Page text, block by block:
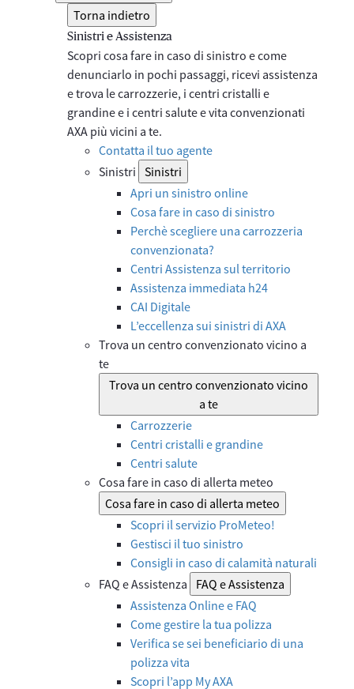
Torna indietro
Sinistri e Assistenza
Scopri cosa fare in caso di sinistro e come
denunciarlo in pochi passaggi, ricevi assistenza
e trova le carrozzerie, i centri cristalli e
grandine e i centri salute e vita convenzionati
AXA più vicini a te.
Contatta il tuo agente
Sinistri Sinistri
Apri un sinistro online
Cosa fare in caso di sinistro
Perchè scegliere una carrozzeria
convenzionata?
Centri Assistenza sul territorio
Assistenza immediata h24
CAI Digitale
L’eccellenza sui sinistri di AXA
Trova un centro convenzionato vicino a
te
Trova un centro convenzionato vicino
a te
Carrozzerie
Centri cristalli e grandine
Centri salute
Cosa fare in caso di allerta meteo
Cosa fare in caso di allerta meteo
Scopri il servizio ProMeteo!
Gestisci il tuo sinistro
Consigli in caso di calamità naturali
FAQ e Assistenza
FAQ e Assistenza
Assistenza Online e FAQ
Come gestire la tua polizza
Verifica se sei beneficiario di una
polizza vita
Scopri l’app My AXA